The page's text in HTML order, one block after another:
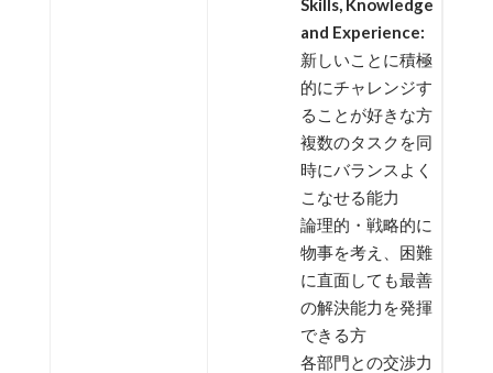
Skills, Knowledge
and Experience:
新しいことに積極
的にチャレンジす
ることが好きな方
複数のタスクを同
時にバランスよく
こなせる能力
論理的・戦略的に
物事を考え、困難
に直面しても最善
の解決能力を発揮
できる方
各部門との交渉力